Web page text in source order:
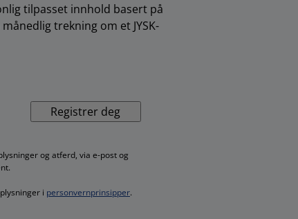
tilpasset innhold basert på
trekning om et JYSK-
Registrer deg
og atferd, via e-post og
i personvernprinsipper.